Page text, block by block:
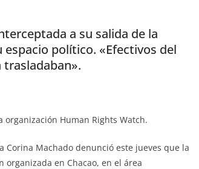
a su salida de la
político. «Efectivos del
Human Rights Watch.
Machado denunció este jueves que la
en Chacao, en el área